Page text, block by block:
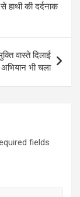
की दर्दनाक
वास्ते दिलाई
भी चला
fields